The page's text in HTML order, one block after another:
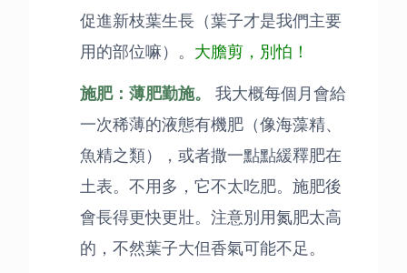
促進新枝葉生長（葉子才是我們主要
用的部位嘛）。 大膽剪，別怕！
施肥：薄肥勤施。
我大概每個月會給
一次稀薄的液態有機肥（像海藻精、
魚精之類），或者撒一點點緩釋肥在
土表。不用多，它不太吃肥。施肥後
會長得更快更壯。注意別用氮肥太高
的，不然葉子大但香氣可能不足。